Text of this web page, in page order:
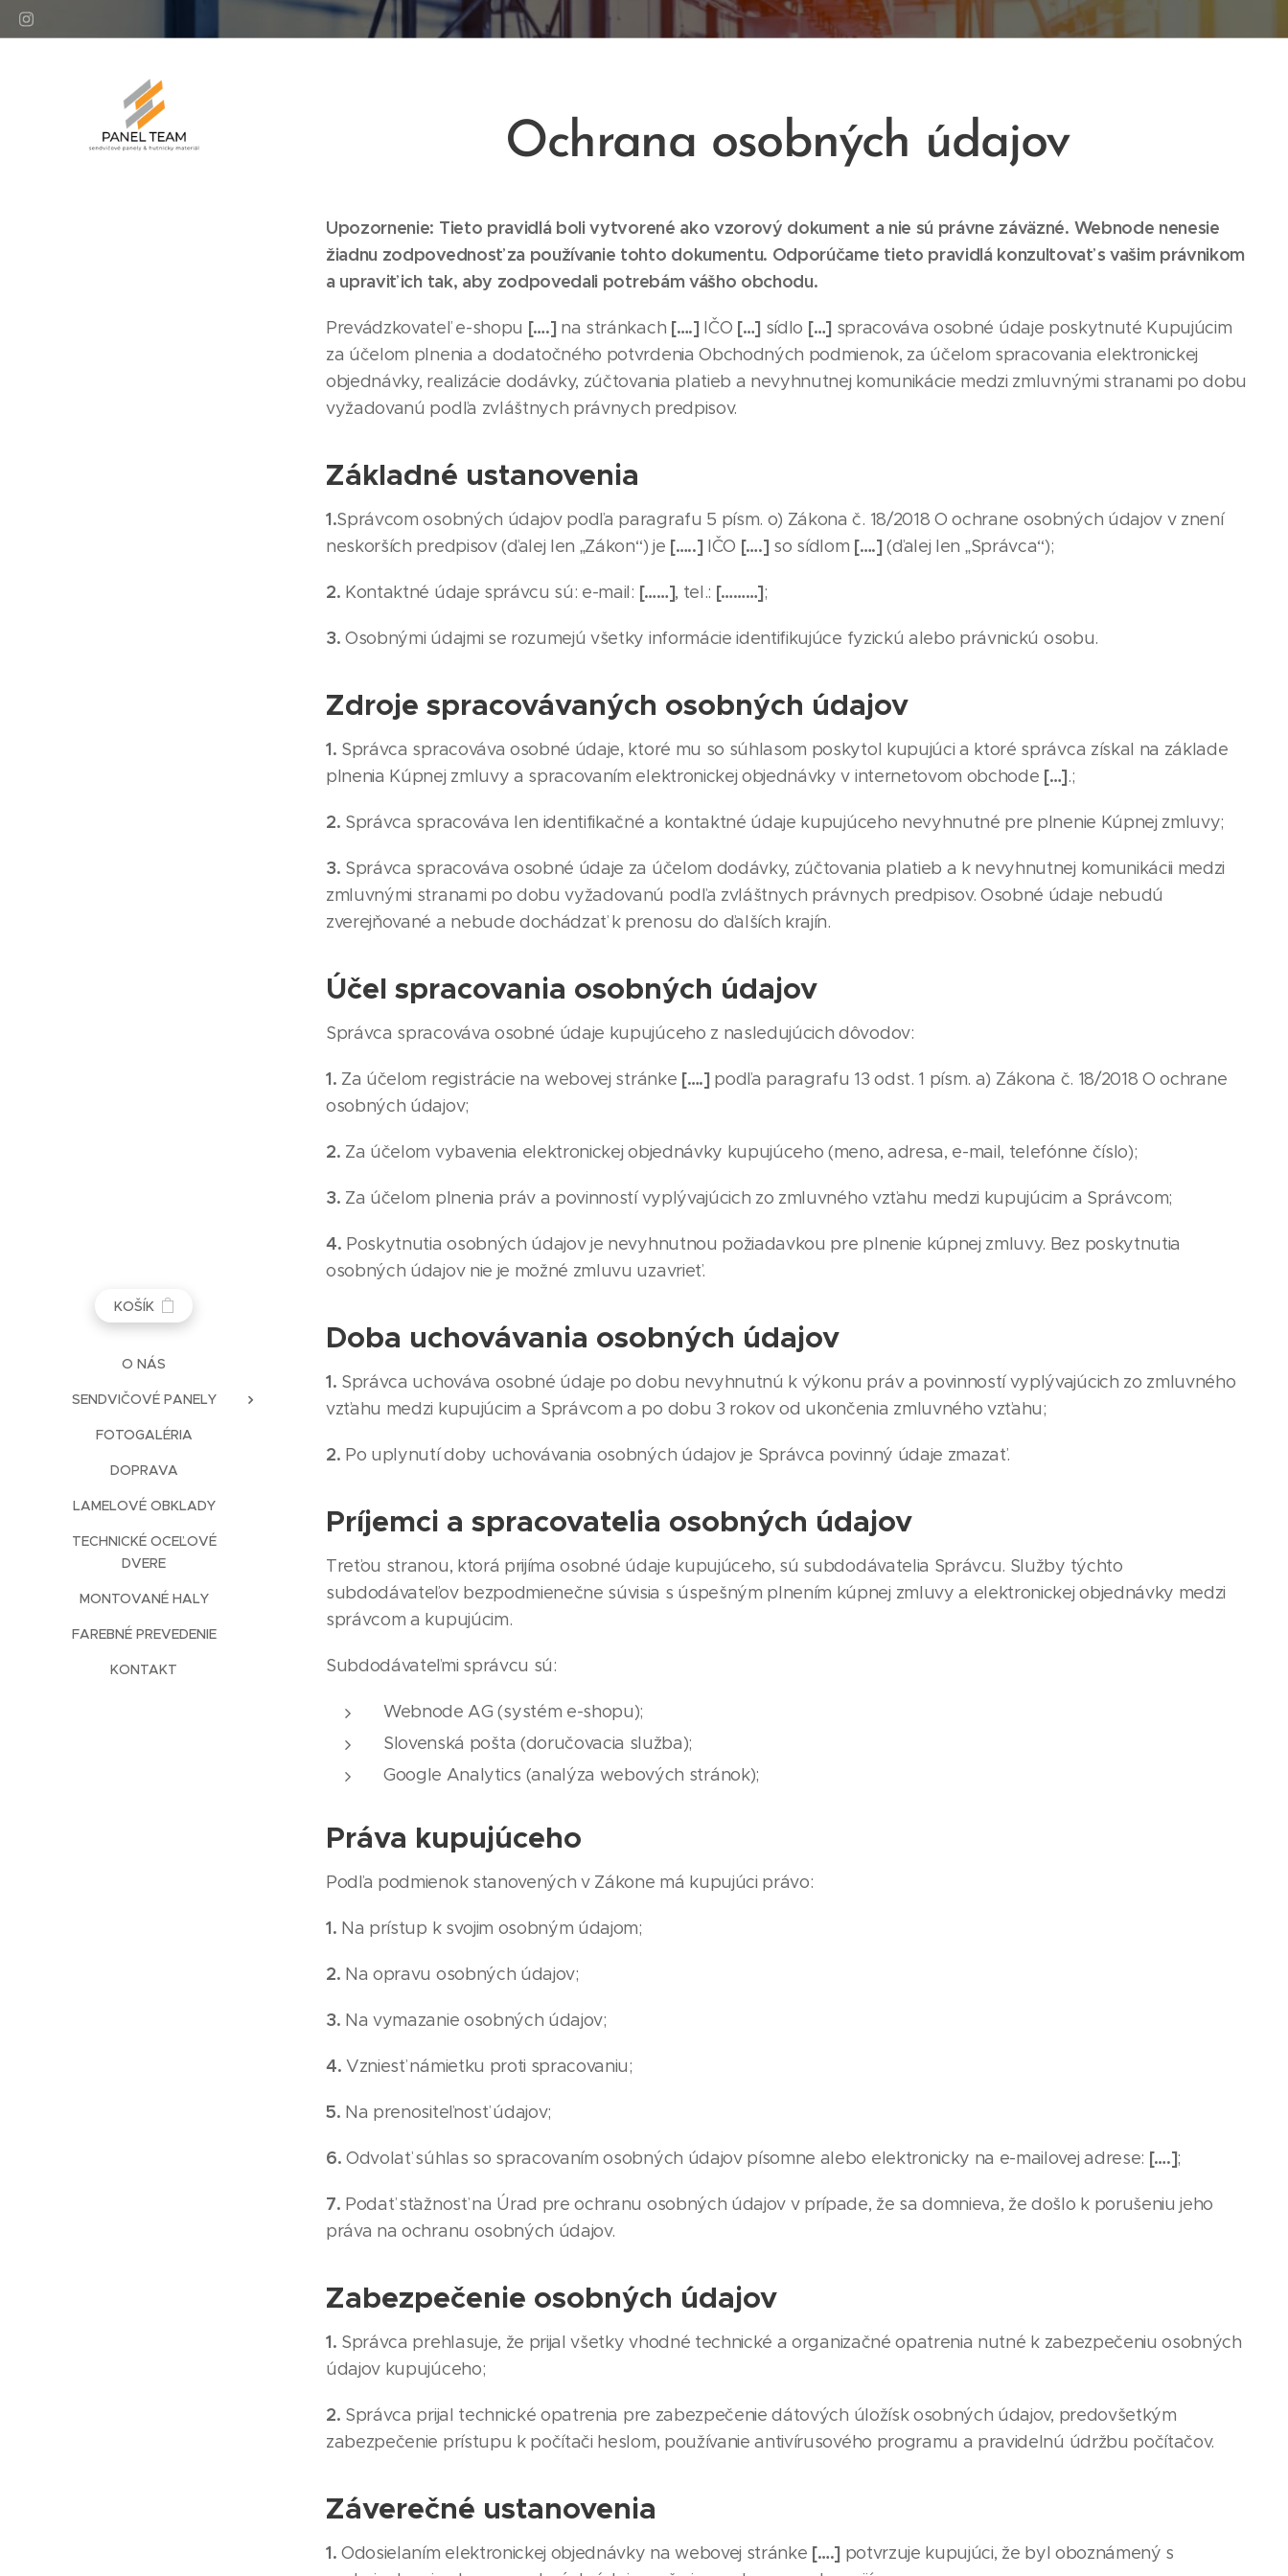
KOŠÍK
O NÁS
SENDVIČOVÉ PANELY
FOTOGALÉRIA
DOPRAVA
LAMELOVÉ OBKLADY
TECHNICKÉ OCEĽOVÉ
DVERE
MONTOVANÉ HALY
FAREBNÉ PREVEDENIE
KONTAKT
Ochrana osobných údajov
Upozornenie: Tieto pravidlá boli vytvorené ako vzorový dokument a nie sú právne záväzné. Webnode nenesie
žiadnu zodpovednosť za používanie tohto dokumentu. Odporúčame tieto pravidlá konzultovať s vašim právnikom
a upraviť ich tak, aby zodpovedali potrebám vášho obchodu.
Prevádzkovateľ e-shopu [….]na stránkach [….]IČO […] sídlo […]spracováva osobné údaje poskytnuté Kupujúcim
za účelom plnenia a dodatočného potvrdenia Obchodných podmienok, za účelom spracovania elektronickej
objednávky, realizácie dodávky, zúčtovania platieb a nevyhnutnej komunikácie medzi zmluvnými stranami po dobu
vyžadovanú podľa zvláštnych právnych predpisov.
Základné ustanovenia
1.Správcom osobných údajov podľa paragrafu 5 písm. o) Zákona č. 18/2018 O ochrane osobných údajov v znení
neskorších predpisov (ďalej len „Zákon“) je […..]IČO [….]so sídlom [….](ďalej len „Správca“);
2. Kontaktné údaje správcu sú: e-mail: [……], tel.: [………];
3.Osobnými údajmi se rozumejú všetky informácie identifikujúce fyzickú alebo právnickú osobu.
Zdroje spracovávaných osobných údajov
1. Správca spracováva osobné údaje, ktoré mu so súhlasom poskytol kupujúci a ktoré správca získal na základe
plnenia Kúpnej zmluvy a spracovaním elektronickej objednávky v internetovom obchode […].;
2. Správca spracováva len identifikačné a kontaktné údaje kupujúceho nevyhnutné pre plnenie Kúpnej zmluvy;
3. Správca spracováva osobné údaje za účelom dodávky, zúčtovania platieb a k nevyhnutnej komunikácii medzi
zmluvnými stranami po dobu vyžadovanú podľa zvláštnych právnych predpisov. Osobné údaje nebudú
zverejňované a nebude dochádzať k prenosu do ďalších krajín.
Účel spracovania osobných údajov
Správca spracováva osobné údaje kupujúceho z nasledujúcich dôvodov:
1. Za účelom registrácie na webovej stránke [….]podľa paragrafu 13 odst. 1 písm. a) Zákona č. 18/2018 O ochrane
osobných údajov;
2. Za účelom vybavenia elektronickej objednávky kupujúceho (meno, adresa, e-mail, telefónne číslo);
3. Za účelom plnenia práv a povinností vyplývajúcich zo zmluvného vzťahu medzi kupujúcim a Správcom;
4. Poskytnutia osobných údajov je nevyhnutnou požiadavkou pre plnenie kúpnej zmluvy. Bez poskytnutia
osobných údajov nie je možné zmluvu uzavrieť.
Doba uchovávania osobných údajov
1. Správca uchováva osobné údaje po dobu nevyhnutnú k výkonu práv a povinností vyplývajúcich zo zmluvného
vzťahu medzi kupujúcim a Správcom a po dobu 3 rokov od ukončenia zmluvného vzťahu;
2. Po uplynutí doby uchovávania osobných údajov je Správca povinný údaje zmazať.
Príjemci a spracovatelia osobných údajov
Treťou stranou, ktorá prijíma osobné údaje kupujúceho, sú subdodávatelia Správcu. Služby týchto
subdodávateľov bezpodmienečne súvisia s úspešným plnením kúpnej zmluvy a elektronickej objednávky medzi
správcom a kupujúcim.
Subdodávateľmi správcu sú:
Webnode AG (systém e-shopu);
Slovenská pošta (doručovacia služba);
Google Analytics (analýza webových stránok);
Práva kupujúceho
Podľa podmienok stanovených v Zákone má kupujúci právo:
1. Na prístup k svojim osobným údajom;
2. Na opravu osobných údajov;
3. Na vymazanie osobných údajov;
4.Vzniesť námietku proti spracovaniu;
5. Na prenositeľnosť údajov;
6.Odvolať súhlas so spracovaním osobných údajov písomne alebo elektronicky na e-mailovej adrese: [….];
7. Podať sťažnosť na Úrad pre ochranu osobných údajov v prípade, že sa domnieva, že došlo k porušeniu jeho
práva na ochranu osobných údajov.
Zabezpečenie osobných údajov
1. Správca prehlasuje, že prijal všetky vhodné technické a organizačné opatrenia nutné k zabezpečeniu osobných
údajov kupujúceho;
2. Správca prijal technické opatrenia pre zabezpečenie dátových úložísk osobných údajov, predovšetkým
zabezpečenie prístupu k počítači heslom, používanie antivírusového programu a pravidelnú údržbu počítačov.
Záverečné ustanovenia
1.Odosielaním elektronickej objednávky na webovej stránke [….]potvrzuje kupujúci, že byl oboznámený s